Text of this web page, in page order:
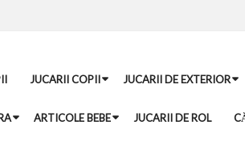
JUCARII COPII JUCARII DE EXTERIOR
ARTICOLE BEBE JUCARII DE ROL